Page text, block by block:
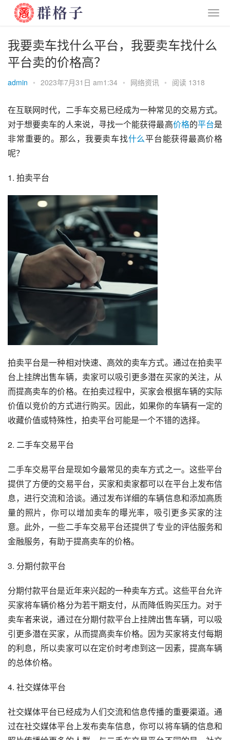
我要卖车找什么平台，我要卖车找什么
平台卖的价格高？
admin • 2023年7月31日 am1:34 • 网络资讯 • 阅读 1318
在互联网时代，二手车交易已经成为一种常见的交易方式。
对于想要卖车的人来说，寻找一个能获得最高价格的平台是
非常重要的。那么，我要卖车找什么平台能获得最高价格
呢？
1. 拍卖平台
拍卖平台是一种相对快速、高效的卖车方式。通过在拍卖平
台上挂牌出售车辆，卖家可以吸引更多潜在买家的关注，从
而提高卖车的价格。在拍卖过程中，买家会根据车辆的实际
价值以竞价的方式进行购买。因此，如果你的车辆有一定的
收藏价值或特殊性，拍卖平台可能是一个不错的选择。
2. 二手车交易平台
二手车交易平台是现如今最常见的卖车方式之一。这些平台
提供了方便的交易平台，买家和卖家都可以在平台上发布信
息，进行交流和洽谈。通过发布详细的车辆信息和添加高质
量的照片，你可以增加卖车的曝光率，吸引更多买家的注
意。此外，一些二手车交易平台还提供了专业的评估服务和
金融服务，有助于提高卖车的价格。
3. 分期付款平台
分期付款平台是近年来兴起的一种卖车方式。这些平台允许
买家将车辆价格分为若干期支付，从而降低购买压力。对于
卖车者来说，通过在分期付款平台上挂牌出售车辆，可以吸
引更多潜在买家，从而提高卖车价格。因为买家将支付每期
的利息，所以卖家可以在定价时考虑到这一因素，提高车辆
的总体价格。
4. 社交媒体平台
社交媒体平台已经成为人们交流和信息传播的重要渠道。通
过在社交媒体平台上发布卖车信息，你可以将车辆的信息和